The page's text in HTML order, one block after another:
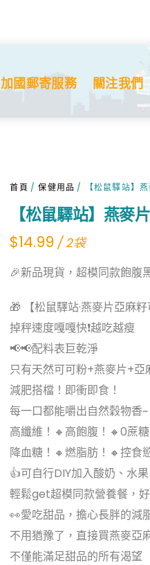
加國郵寄服務 關注我們
首頁 /保健用品 / 【松鼠驛站】
【松鼠驛站】燕麥
$14.99 / 2袋
🎉新品現貨，超模同款飽腹
🎁 【松鼠驛站·燕麥片亞麻籽
掉秤速度嘎嘎快❗越吃越瘦
📢📢配料表巨乾淨
只有天然可可粉+燕麥片+亞
減肥搭檔！即衝即食！
每一口都能嚼出自然穀物香~
高纖維！🔸高飽腹！🔸0蔗糖
降血糖！🔸燃脂肪！🔸控食
👍可自行DIY加入酸奶、水果
輕鬆get超模同款營養餐，
👀愛吃甜品，擔心長胖的減
不用猶豫了，直接買燕麥亞
不僅能滿足甜品的所有渴望